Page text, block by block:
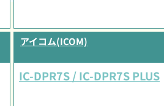
アイコム(ICOM)
IC-DPR7S / IC-DPR7S PLUS